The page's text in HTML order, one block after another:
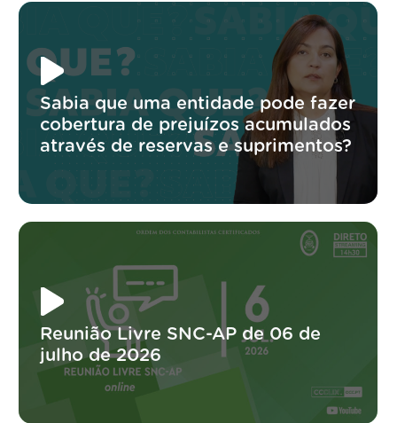
Sabia que uma entidade pode fazer
cobertura de prejuízos acumulados
através de reservas e suprimentos?
Reunião Livre SNC-AP de 06 de
julho de 2026